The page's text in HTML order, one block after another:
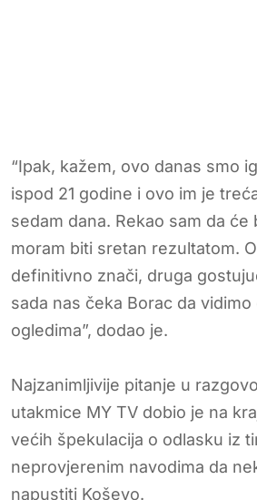
“Ipak, kažem, ovo danas smo
ispod 21 godine i ovo im je
sedam dana. Rekao sam da će
moram biti sretan rezultatom.
definitivno znači, druga
sada nas čeka Borac da
ogledima”, dodao je.
Najzanimljivije pitanje u
utakmice MY TV dobio je na
većih špekulacija o odlasku iz
neprovjerenim navodima da
napustiti Koševo.